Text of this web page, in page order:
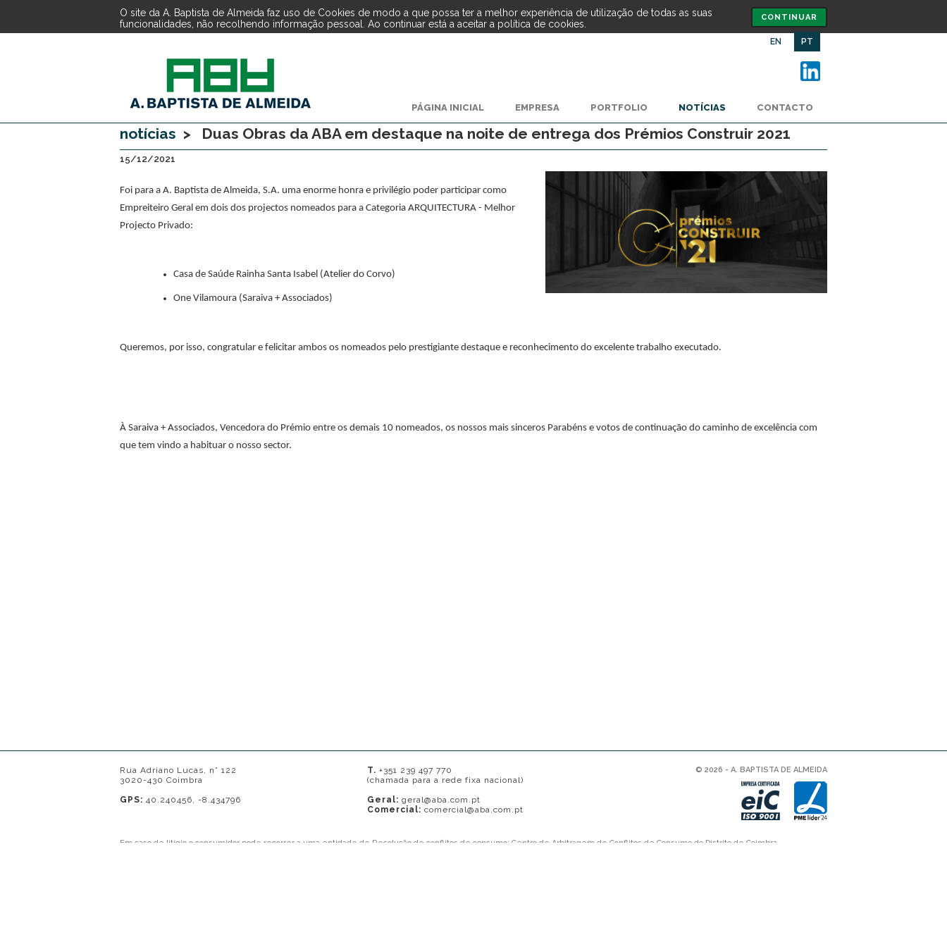
CONTINUAR
O site da A. Baptista de Almeida faz uso de Cookies de modo a que possa ter a melhor experiência de utilização de todas as suas
funcionalidades, não recolhendo informação pessoal. Ao continuar está a aceitar a política de cookies.
EN PT
PÁGINA INICIAL EMPRESA PORTFOLIO NOTÍCIAS CONTACTO
notícias > Duas Obras da ABA em destaque na noite de entrega dos Prémios Construir 2021
15/12/2021
Foi para a A. Baptista de Almeida, S.A. uma enorme honra e privilégio poder participar como
Empreiteiro Geral em dois dos projectos nomeados para a Categoria ARQUITECTURA - Melhor
Projecto Privado:
Casa de Saúde Rainha Santa Isabel (Atelier do Corvo)
One Vilamoura (Saraiva + Associados)
Queremos, por isso, congratular e felicitar ambos os nomeados pelo prestigiante destaque e reconhecimento do excelente trabalho executado.
À Saraiva + Associados, Vencedora do Prémio entre os demais 10 nomeados, os nossos mais sinceros Parabéns e votos de continuação do caminho de excelência com
que tem vindo a habituar o nosso sector.
Rua Adriano Lucas, n° 122
3020-430 Coimbra
GPS: 40.240456, -8.434796
T. +351 239 497 770
(chamada para a rede fixa nacional)
Geral: geral@aba.com.pt
Comercial: comercial@aba.com.pt
© 2026 - A. BAPTISTA DE ALMEIDA
Em caso de litígio o consumidor pode recorrer a uma entidade de Resolução de conflitos de consumo: Centro de Arbitragem de Conflitos de Consumo do Distrito de Coimbra.